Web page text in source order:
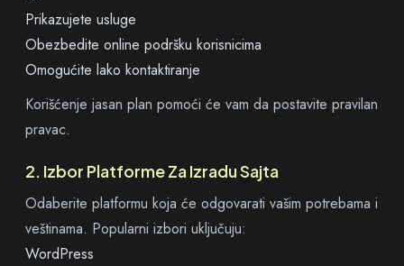
Prikazujete usluge
Obezbedite online podršku korisnicima
Omogućite lako kontaktiranje
Korišćenje jasan plan pomoći će vam da postavite pravilan
pravac.
2. Izbor Platforme Za Izradu Sajta
Odaberite platformu koja će odgovarati vašim potrebama i
veštinama. Popularni izbori uključuju:
WordPress